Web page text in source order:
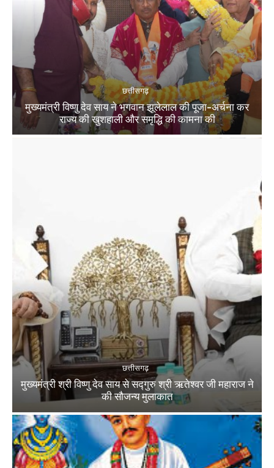
छत्तीसगढ़
मुख्यमंत्री विष्णु देव साय ने भगवान झूलेलाल की पूजा-अर्चना कर
राज्य की खुशहाली और समृद्धि की कामना की
छत्तीसगढ़
मुख्यमंत्री श्री विष्णु देव साय से सद्गुरु श्री ऋतेश्वर जी महाराज ने
की सौजन्य मुलाकात